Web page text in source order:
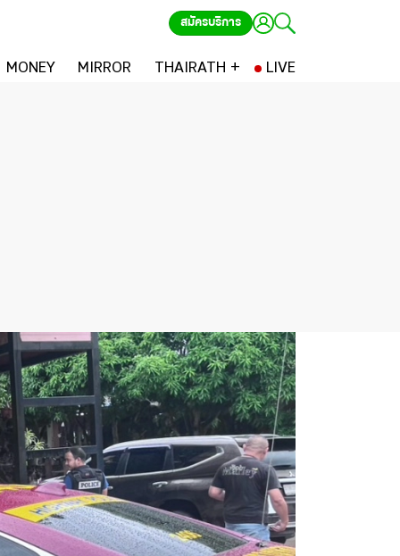
สมัครบริการ
MONEY MIRROR THAIRATH + LIVE